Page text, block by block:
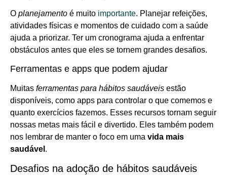
O planejamento é muito importante. Planejar refeições,
atividades físicas e momentos de cuidado com a saúde
ajuda a priorizar. Ter um cronograma ajuda a enfrentar
obstáculos antes que eles se tornem grandes desafios.
Ferramentas e apps que podem ajudar
Muitas ferramentas para hábitos saudáveis estão
disponíveis, como apps para controlar o que comemos e
quanto exercícios fazemos. Esses recursos tornam seguir
nossas metas mais fácil e divertido. Eles também podem
nos lembrar de manter o foco em uma vida mais
saudável .
Desafios na adoção de hábitos saudáveis